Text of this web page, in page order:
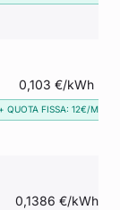
0,103 €/kWh
+ QUOTA FISSA: 12€/MESE
0,1386 €/kWh